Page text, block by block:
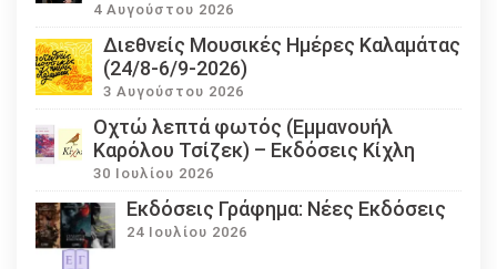
4 Αυγούστου 2026
Διεθνείς Μουσικές Ημέρες Καλαμάτας
(24/8-6/9-2026)
3 Αυγούστου 2026
Οχτώ λεπτά φωτός (Εμμανουήλ
Καρόλου Τσίζεκ) – Εκδόσεις Κίχλη
30 Ιουλίου 2026
Εκδόσεις Γράφημα: Νέες Εκδόσεις
24 Ιουλίου 2026